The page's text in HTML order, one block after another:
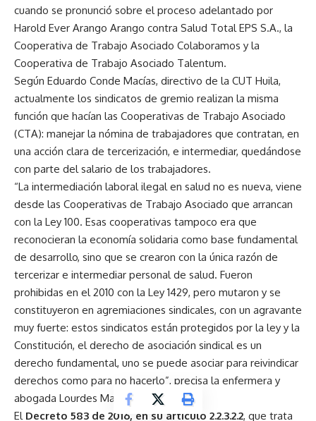
cuando se pronunció sobre el proceso adelantado por
Harold Ever Arango Arango contra Salud Total EPS S.A., la
Cooperativa de Trabajo Asociado Colaboramos y la
Cooperativa de Trabajo Asociado Talentum.
Según Eduardo Conde Macías, directivo de la CUT Huila,
actualmente los sindicatos de gremio realizan la misma
función que hacían las Cooperativas de Trabajo Asociado
(CTA): manejar la nómina de trabajadores que contratan, en
una acción clara de tercerización, e intermediar, quedándose
con parte del salario de los trabajadores.
“La intermediación laboral ilegal en salud no es nueva, viene
desde las Cooperativas de Trabajo Asociado que arrancan
con la Ley 100. Esas cooperativas tampoco era que
reconocieran la economía solidaria como base fundamental
de desarrollo, sino que se crearon con la única razón de
tercerizar e intermediar personal de salud. Fueron
prohibidas en el 2010 con la Ley 1429, pero mutaron y se
constituyeron en agremiaciones sindicales, con un agravante
muy fuerte: estos sindicatos están protegidos por la ley y la
Constitución, el derecho de asociación sindical es un
derecho fundamental, uno se puede asociar para reivindicar
derechos como para no hacerlo”, precisa la enfermera y
abogada Lourdes Mateus.
El Decreto 583 de 2016, en su artículo 2.2.3.2.2, que trata